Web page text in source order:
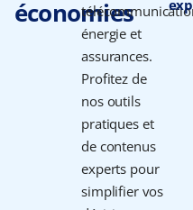
économies
énergie et
assurances.
Profitez de
nos outils
pratiques et
de contenus
experts pour
simplifier vos